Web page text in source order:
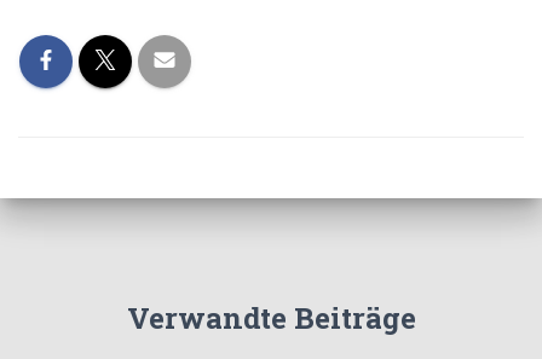
Verwandte Beiträge